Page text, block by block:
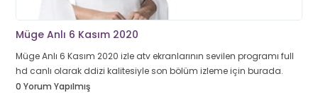
Müge Anlı 6 Kasım 2020
Müge Anlı 6 Kasım 2020 izle atv ekranlarının sevilen programı full
hd canlı olarak ddizi kalitesiyle son bölüm izleme için burada.
0 Yorum Yapılmış